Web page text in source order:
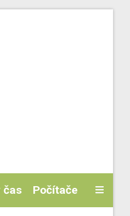
čas Počítače